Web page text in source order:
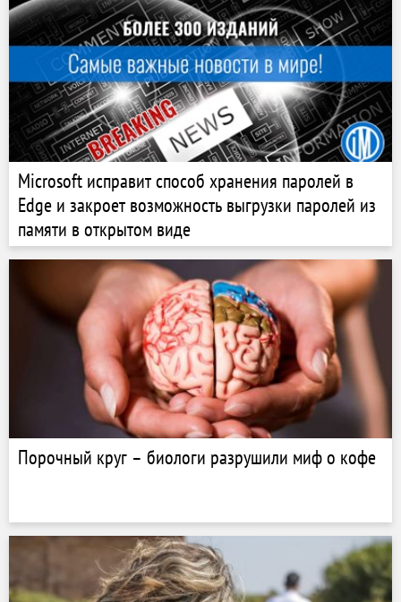
Microsoft исправит способ хранения паролей в
Edge и закроет возможность выгрузки паролей из
памяти в открытом виде
Порочный круг – биологи разрушили миф о кофе